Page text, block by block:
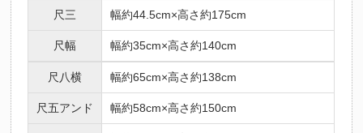
尺三 幅約44.5cm×高さ約175cm
尺幅 幅約35cm×高さ約140cm
尺八横 幅約65cm×高さ約138cm
尺五アンド 幅約58cm×高さ約150cm